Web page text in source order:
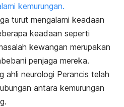
kemurungan.
turut mengalami keadaan
keadaan seperti
kewangan merupakan
penjaga mereka.
ahli neurologi Perancis telah
antara kemurungan